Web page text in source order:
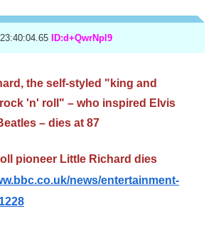
ID:d+QwrNpl9
the self-styled "king and
'n' roll" – who inspired Elvis
– dies at 87
pioneer Little Richard dies
news/entertainment-